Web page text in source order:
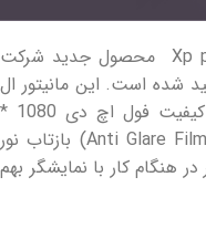
مانیتور طراحی Xp pen Artist 16 2nd gen محصول جدید شرکت
پن است که در سال 2023 تولید شده است. این مانیتور ال
سی دی 14 اینچی از تکنولوژی IPS و کیفیت فول اچ دی 1080 *
1920 بهره میبرد. پوشش روی مانیتور (Anti Glare Film) بازتاب نور
هنگام کار با نمایشگر بهم